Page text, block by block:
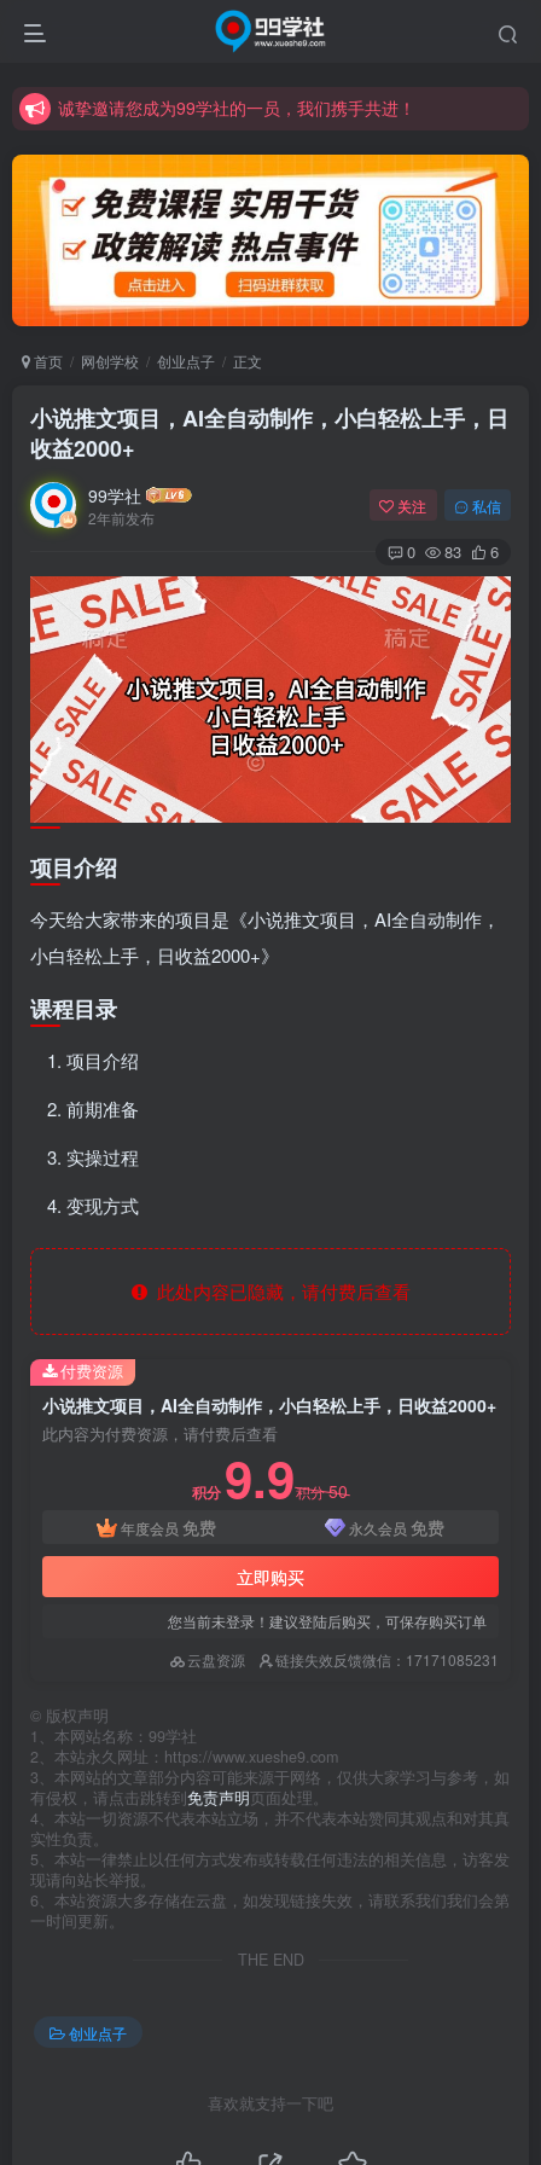
诚挚邀请您成为99学社的一员，我们携手共进！
诚挚邀请您成为99学社的一员，我们携手共进！
学习路上不孤独，99学社与你同行！分享全网优质VIP资源，炒股教程、创业教程、网络营销教程、自媒体短视频教程等，长期更新各大精品创业项目！
首页 网创学校 创业点子 正文
小说推文项目，AI全自动制作，小白轻松上手，日
收益2000+
99学社
2年前发布
关注 私信
0 83 6
项目介绍
今天给大家带来的项目是《小说推文项目，AI全自动制作，
小白轻松上手，日收益2000+》
课程目录
项目介绍
前期准备
实操过程
变现方式
此处内容已隐藏，请付费后查看
小说推文项目，AI全自动制作，小白轻松上手，日收益2000+
此内容为付费资源，请付费后查看
积分 9.9积分50
年度会员 免费 永久会员 免费
立即购买
您当前未登录！建议登陆后购买，可保存购买订单
云盘资源
链接失效反馈微信：17171085231
付费资源
© 版权声明
1、本网站名称：99学社
2、本站永久网址：https://www.xueshe9.com
3、本网站的文章部分内容可能来源于网络，仅供大家学习与参考，如
有侵权，请点击跳转到免责声明页面处理。
4、本站一切资源不代表本站立场，并不代表本站赞同其观点和对其真
实性负责。
5、本站一律禁止以任何方式发布或转载任何违法的相关信息，访客发
现请向站长举报。
6、本站资源大多存储在云盘，如发现链接失效，请联系我们我们会第
一时间更新。
THE END
创业点子
喜欢就支持一下吧